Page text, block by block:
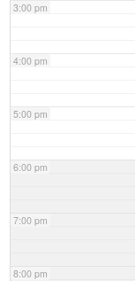
3:00 pm
4:00 pm
5:00 pm
6:00 pm
7:00 pm
8:00 pm